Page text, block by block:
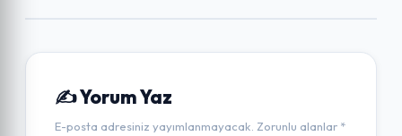
✍️ Yorum Yaz
E-posta adresiniz yayımlanmayacak. Zorunlu alanlar *